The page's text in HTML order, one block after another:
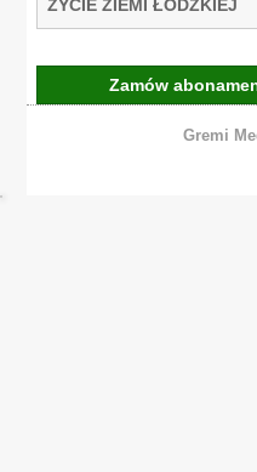
ŻYCIE ZIEMI ŁÓDZKIEJ
Zamów
Gremi